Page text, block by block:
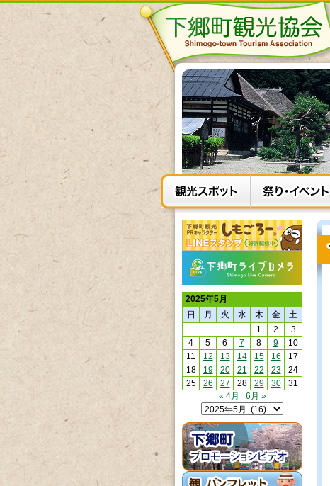
2025年5月
日
月 火 水 木 金
土
1
2
3
4
5 6 7 8 9
10
11
12 13 14 15 16
17
18
19 20 21 22 23
24
25
26 27 28 29 30
31
« 4月
6月 »